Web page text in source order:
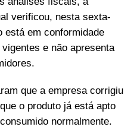
verificou, nesta sexta-
está em conformidade
e não apresenta
que a empresa corrigiu
o produto já está apto
normalmente.